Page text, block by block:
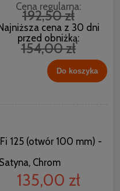
Cena regularna:
192,50 zł
cena z 30 dni
przed obniżką:
154,00 zł
Do koszyka
125 (otwór 100 mm) -
Chrom
135,00 zł